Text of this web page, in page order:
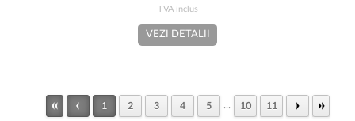
VEZI DETALII
1 2 3 4 5 ... 10 11